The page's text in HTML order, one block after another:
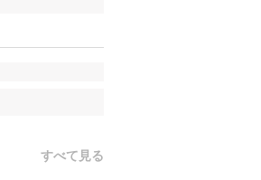
すべて見る